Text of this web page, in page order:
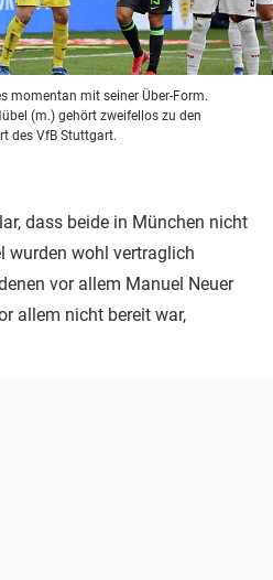
momentan mit seiner Über-Form.
(m.) gehört zweifellos zu den
des VfB Stuttgart.
dass beide in München nicht
wurden wohl vertraglich
vor allem Manuel Neuer
allem nicht bereit war,